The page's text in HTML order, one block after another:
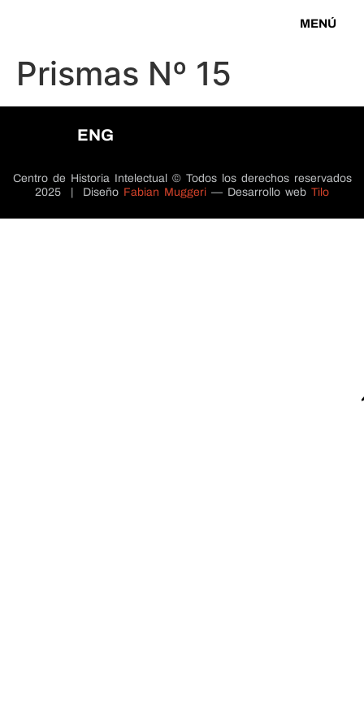
MENÚ
Prismas Nº 15
ENG
Centro de Historia Intelectual © Todos los derechos reservados
2025 | Diseño Fabian Muggeri — Desarrollo web Tilo